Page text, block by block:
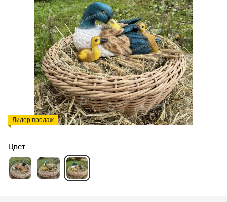
Лидер продаж
Цвет